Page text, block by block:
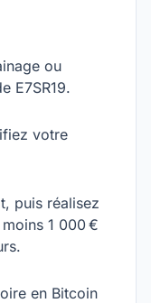
ou
E7SR19.
votre
puis réalisez
1 000 €
en Bitcoin